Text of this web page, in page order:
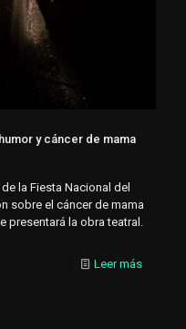
y cáncer de mama
la Fiesta Nacional del
sobre el cáncer de mama
presentará la obra teatral.
Leer más